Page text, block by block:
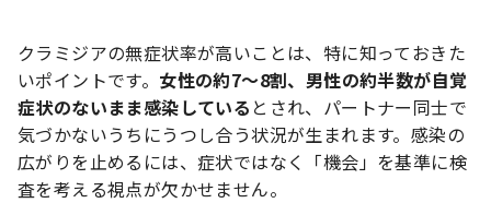
クラミジアの無症状率が高いことは、特に知っておきた
いポイントです。 女性の約7〜8割、男性の約半数が自覚
症状のないまま感染している とされ、パートナー同士で
気づかないうちにうつし合う状況が生まれます。感染の
広がりを止めるには、症状ではなく「機会」を基準に検
査を考える視点が欠かせません。